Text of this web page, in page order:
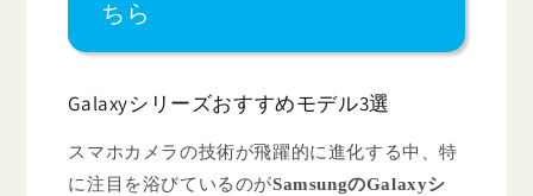
ちら
Galaxyシリーズおすすめモデル3選
スマホカメラの技術が飛躍的に進化する中、特
に注目を浴びているのがSamsungのGalaxyシ